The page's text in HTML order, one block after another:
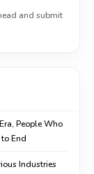
and submit
People Who
End
Industries